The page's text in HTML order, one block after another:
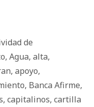
de
, Agua, alta,
, apoyo,
, Banca Afirme,
, capitalinos, cartilla